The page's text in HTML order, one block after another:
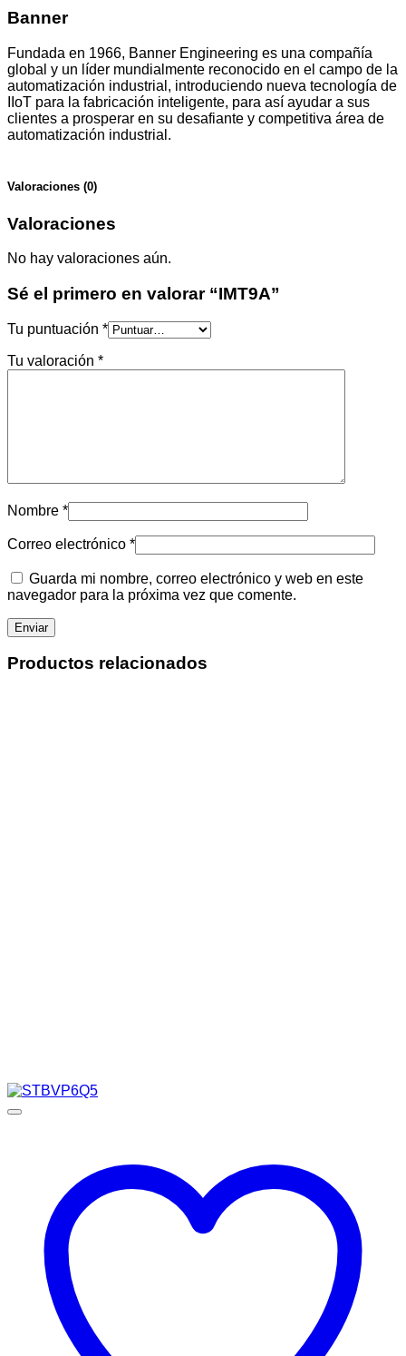
Banner
Fundada en 1966, Banner Engineering es una compañía
global y un líder mundialmente reconocido en el campo de la
automatización industrial, introduciendo nueva tecnología de
IIoT para la fabricación inteligente, para así ayudar a sus
clientes a prosperar en su desafiante y competitiva área de
automatización industrial.
Valoraciones (0)
Valoraciones
No hay valoraciones aún.
Sé el primero en valorar “IMT9A”
Tu puntuación *
Tu valoración *
Nombre *
Correo electrónico *
Guarda mi nombre, correo electrónico y web en este
navegador para la próxima vez que comente.
Productos relacionados